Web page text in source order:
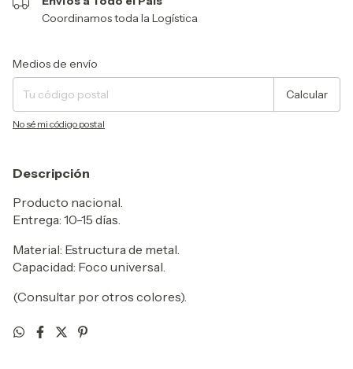
Coordinamos toda la Logística
Entregas para el CP:
Medios de envío
Calcular
No sé mi código postal
Descripción
Producto nacional.
Entrega: 10-15 días.
Material: Estructura de metal.
Capacidad: Foco universal.
(Consultar por otros colores).